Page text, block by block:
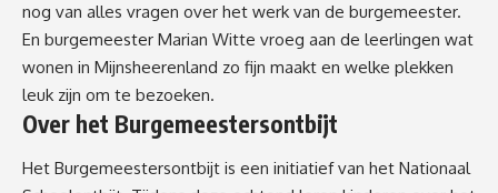
nog van alles vragen over het werk van de burgemeester.
En burgemeester Marian Witte vroeg aan de leerlingen wat
wonen in Mijnsheerenland zo fijn maakt en welke plekken
leuk zijn om te bezoeken.
Over het Burgemeestersontbijt
Het Burgemeestersontbijt is een initiatief van het Nationaal